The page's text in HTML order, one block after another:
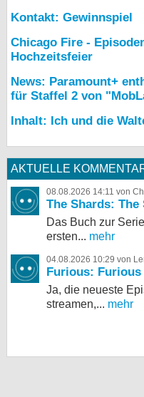
Kontakt: Gewinnspiel
Chicago Fire -
Hochzeitsfeier
News: Paramount+
für Staffel 2 von
Inhalt: Ich und die
AKTUELLE
08.08.2026 14:11 von
The Shards: The
Das Buch zur
ersten... mehr
04.08.2026 10:29 von
Furious: Furious
Ja, die neueste
streamen,... mehr